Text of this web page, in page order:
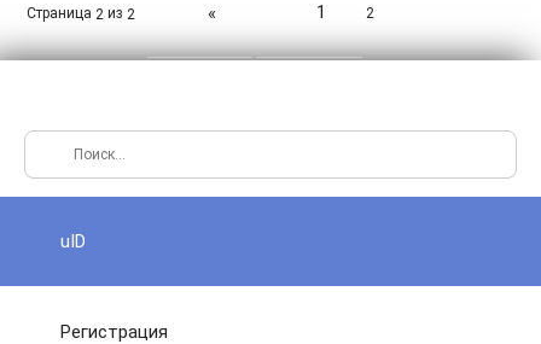
Страница 2 из 2 « 1 2
uID
Регистрация